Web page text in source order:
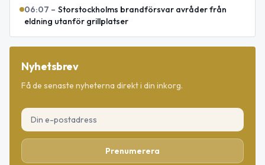
06:07 – Storstockholms brandförsvar avråder från
eldning utanför grillplatser
Nyhetsbrev
Få de senaste nyheterna direkt i din inkorg.
Prenumerera